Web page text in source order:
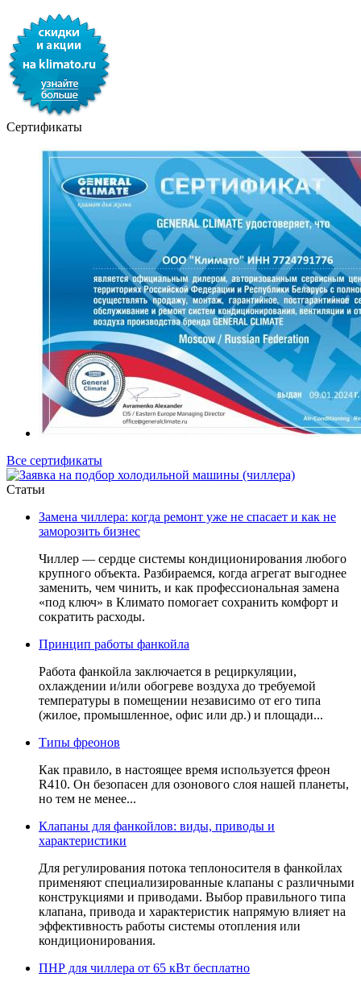
Сертификаты
Все сертификаты
Cтатьи
Замена чиллера: когда ремонт уже не спасает и как не
заморозить бизнес
Чиллер — сердце системы кондиционирования любого
крупного объекта. Разбираемся, когда агрегат выгоднее
заменить, чем чинить, и как профессиональная замена
«под ключ» в Климато помогает сохранить комфорт и
сократить расходы.
Принцип работы фанкойла
Работа фанкойла заключается в рециркуляции,
охлаждении и/или обогреве воздуха до требуемой
температуры в помещении независимо от его типа
(жилое, промышленное, офис или др.) и площади...
Типы фреонов
Как правило, в настоящее время используется фреон
R410. Он безопасен для озонового слоя нашей планеты,
но тем не менее...
Клапаны для фанкойлов: виды, приводы и
характеристики
Для регулирования потока теплоносителя в фанкойлах
применяют специализированные клапаны с различными
конструкциями и приводами. Выбор правильного типа
клапана, привода и характеристик напрямую влияет на
эффективность работы системы отопления или
кондиционирования.
ПНР для чиллера от 65 кВт бесплатно